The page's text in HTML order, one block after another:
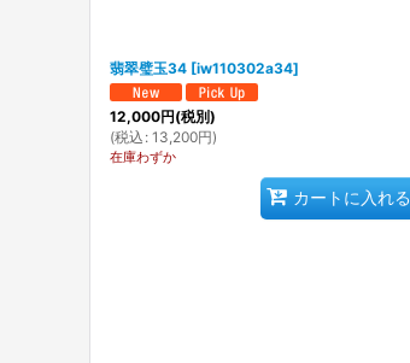
翡翠璧玉34 [iw110302a34]
12,000円(税別)
(税込 : 13,200円)
在庫わずか
カートに入れる